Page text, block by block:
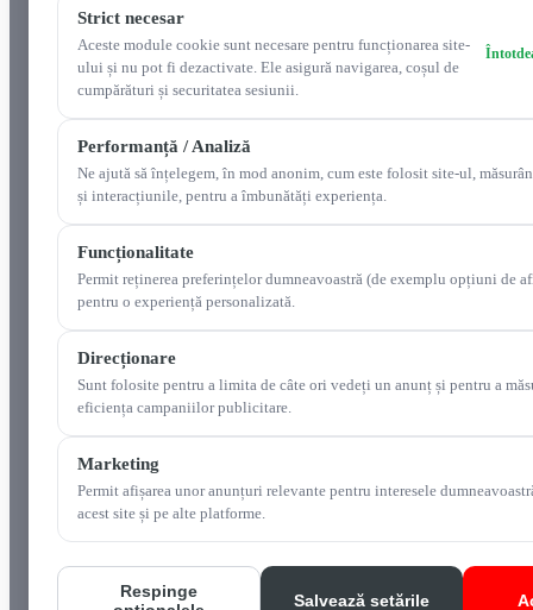
Strict necesar
Aceste module cookie sunt necesare pentru funcționarea site-
ului și nu pot fi dezactivate. Ele asigură navigarea, coșul de
cumpărături și securitatea sesiunii.
Performanță / Analiză
Ne ajută să înțelegem, în mod anonim, cum este folosit site-ul,
și interacțiunile, pentru a îmbunătăți experiența.
Funcționalitate
Permit reținerea preferințelor dumneavoastră (de exemplu opțiuni de
pentru o experiență personalizată.
Direcționare
Sunt folosite pentru a limita de câte ori vedeți un anunț și pentru a
eficiența campaniilor publicitare.
Marketing
Permit afișarea unor anunțuri relevante pentru interesele
acest site și pe alte platforme.
Respinge
Salvează setările